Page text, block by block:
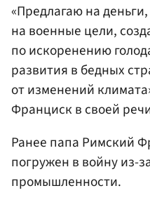
«Предлагаю на
на военные цели,
по искоренению
развития в бедных
от изменений
Франциск в своей
Ранее папа Римский
погружен в войну из-
промышленности.